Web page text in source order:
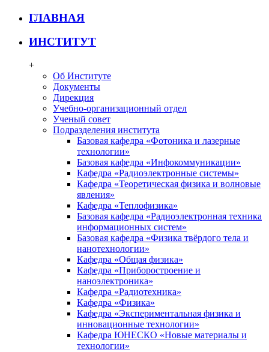
ГЛАВНАЯ
ИНСТИТУТ
+
Об Институте
Документы
Дирекция
Учебно-организационный отдел
Ученый совет
Подразделения института
Базовая кафедра «Фотоника и лазерные
технологии»
Базовая кафедра «Инфокоммуникации»
Кафедра «Радиоэлектронные системы»
Кафедра «Теоретическая физика и волновые
явления»
Кафедра «Теплофизика»
Базовая кафедра «Радиоэлектронная техника
информационных систем»
Базовая кафедра «Физика твёрдого тела и
нанотехнологии»
Кафедра «Общая физика»
Кафедра «Приборостроение и
наноэлектроника»
Кафедра «Радиотехника»
Кафедра «Физика»
Кафедра «Экспериментальная физика и
инновационные технологии»
Кафедра ЮНЕСКО «Новые материалы и
технологии»